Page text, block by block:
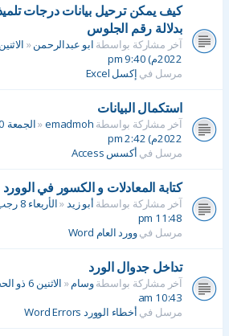
كيف يمكن ترحيل بيانات درجات تلميذ
بدلالة رقم الجلوس
آخر مشاركة بواسطةابو عبدالرحمن«
2022م) 9:40 pm
مرسل فيإكسل Excel
استكمال البيانات
آخر مشاركة بواسطةemadmoh
«
2022م) 2:42 pm
مرسل فيأكسس Access
كتابة المعادلات و الكسور في الوورد
آخر مشاركة بواسطةأبو زيد«
11:48 pm
مرسل فيوورد العام Word
تداخل جدوال الورد
آخر مشاركة بواسطةوسام«
10:43 am
مرسل فيأخطاء الوورد Word Errors